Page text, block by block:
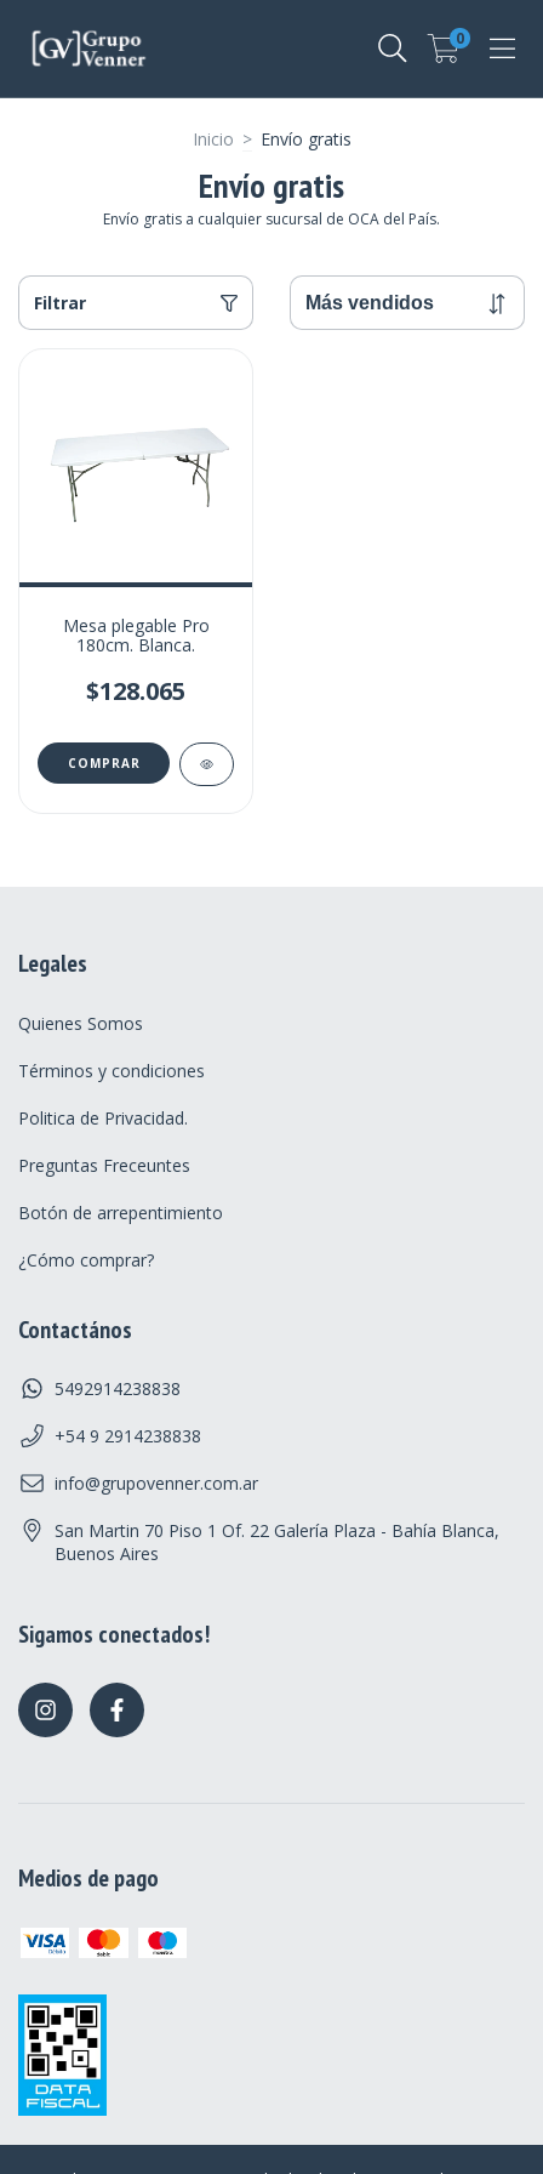
0
Inicio > Envío gratis
Envío gratis
Envío gratis a cualquier sucursal de OCA del País.
Filtrar
Mesa plegable Pro
180cm. Blanca.
$128.065
Legales
Quienes Somos
Términos y condiciones
Politica de Privacidad.
Preguntas Freceuntes
Botón de arrepentimiento
¿Cómo comprar?
Contactános
5492914238838
+54 9 2914238838
info@grupovenner.com.ar
San Martin 70 Piso 1 Of. 22 Galería Plaza - Bahía Blanca,
Buenos Aires
Sigamos conectados!
Medios de pago